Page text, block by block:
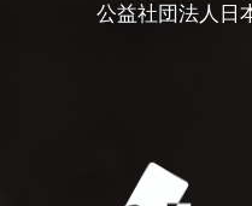
公益社団法人日